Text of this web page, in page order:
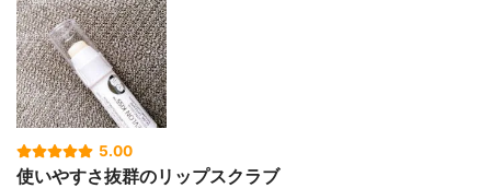
5.00
使いやすさ抜群のリップスクラブ